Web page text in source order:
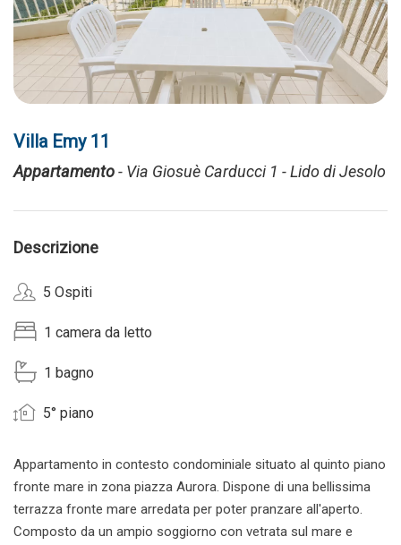
Villa Emy 11
Appartamento- Via Giosuè Carducci 1 - Lido di Jesolo
Descrizione
5 Ospiti
1 camera da letto
1 bagno
5° piano
Appartamento in contesto condominiale situato al quinto piano
fronte mare in zona piazza Aurora. Dispone di una bellissima
terrazza fronte mare arredata per poter pranzare all'aperto.
Composto da un ampio soggiorno con vetrata sul mare e